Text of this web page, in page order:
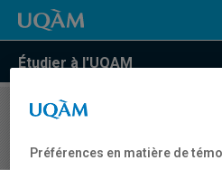
Étudier à l'UQAM
COURS//
Préférences en matière de